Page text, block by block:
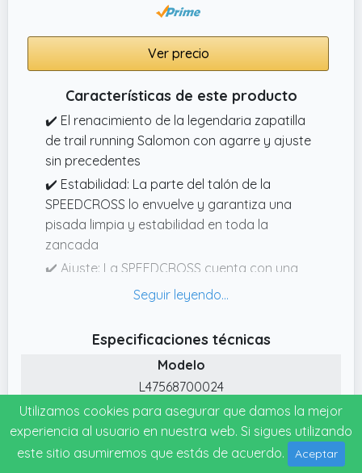
Ver precio
Características de este producto
✔️ El renacimiento de la legendaria zapatilla
de trail running Salomon con agarre y ajuste
sin precedentes
✔️ Estabilidad: La parte del talón de la
SPEEDCROSS lo envuelve y garantiza una
pisada limpia y estabilidad en toda la
zancada
✔️ Ajuste: La SPEEDCROSS cuenta con una
pala totalmente soldada y tiras SensiFit
✔️ Agarre: La suela de la SPEEDCROSS
cuenta con tacos más largos que tienen más
espacio y una geometría actualizada, por lo
que el agarre del impulso y la frenada son
mejores, independientemente del estado de
la superficie
Especificaciones técnicas
Modelo
L47568700024
Garantía
2 anos
Fecha de lanzamiento
Utilizamos cookies para asegurar que damos la mejor
experiencia al usuario en nuestra web. Si sigues utilizando
este sitio asumiremos que estás de acuerdo.
Aceptar